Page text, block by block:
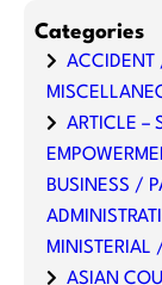
Categories
ARTICLE –
BUSINESS /
ASIAN